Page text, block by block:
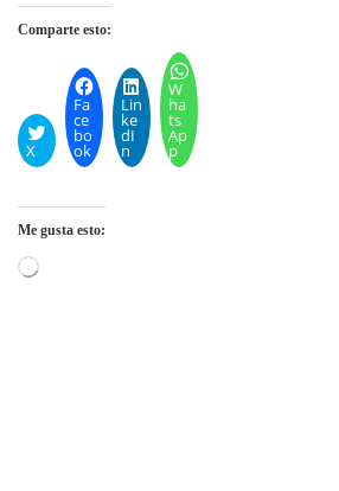
Comparte esto:
X
Fa
ce
bo
ok
Lin
ke
dI
n
W
ha
ts
Ap
p
Me gusta esto:
Cargando...